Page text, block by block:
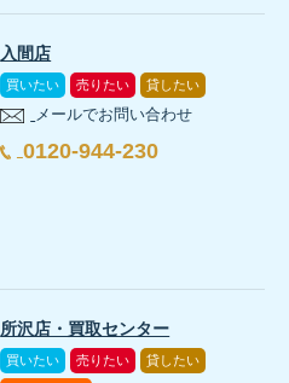
入間店
買いたい 売りたい 貸したい
メールでお問い合わせ
0120-944-230
所沢店・買取センター
買いたい 売りたい 貸したい